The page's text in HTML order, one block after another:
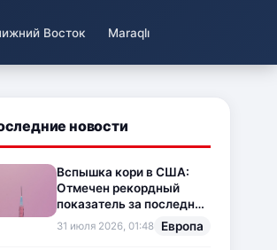
Восток Maraqlı
новости
Вспышка кори в США:
Отмечен рекордный
показатель за последние
35 лет
31 июля 2026, 01:48 Европа